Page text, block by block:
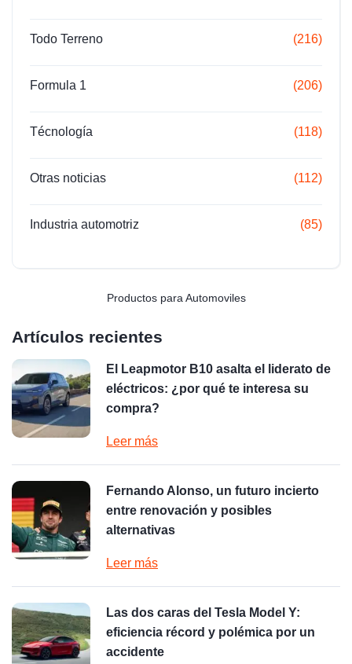
Todo Terreno (216)
Formula 1 (206)
Técnología (118)
Otras noticias (112)
Industria automotriz (85)
Productos para Automoviles
Artículos recientes
El Leapmotor B10 asalta el liderato de
eléctricos: ¿por qué te interesa su
compra?
Leer más
Fernando Alonso, un futuro incierto
entre renovación y posibles
alternativas
Leer más
Las dos caras del Tesla Model Y:
eficiencia récord y polémica por un
accidente